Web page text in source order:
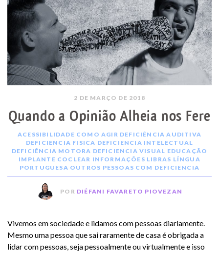
2 DE MARÇO DE 2018
Quando a Opinião Alheia nos Fere
ACESSIBILIDADE COMO AGIR DEFICIÊNCIA AUDITIVA
DEFICIENCIA FISICA DEFICIENCIA INTELECTUAL
DEFICIÊNCIA MOTORA DEFICIENCIA VISUAL EDUCAÇÃO
IMPLANTE COCLEAR INFORMAÇÕES LIBRAS LÍNGUA
PORTUGUESA OUTROS PESSOAS COM DEFICIENCIA
POR DIÉFANI FAVARETO PIOVEZAN
Vivemos em sociedade e lidamos com pessoas diariamente.
Mesmo uma pessoa que sai raramente de casa é obrigada a
lidar com pessoas, seja pessoalmente ou virtualmente e isso